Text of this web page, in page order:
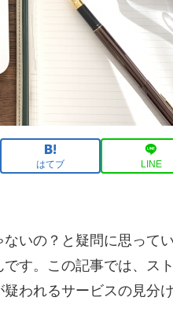
はてブ LINE
いの？と疑問に思って
す。この記事では、ス
われるサービスの見分